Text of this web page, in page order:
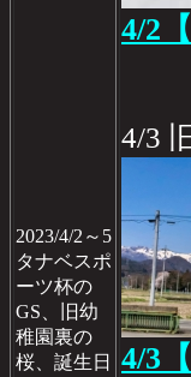
2023/4/2～5
タナベスポ
ーツ杯の
GS、旧幼
稚園裏の
桜、誕生日
4/2
4/3
4/3